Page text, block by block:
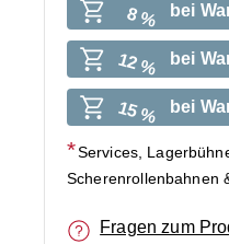
8 % bei
12 % bei
15 % bei
Services,
Scherenrollenbahnen
Fragen zum